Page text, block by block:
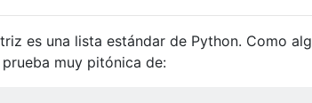
es una lista estándar de Python. Como
muy pitónica de: